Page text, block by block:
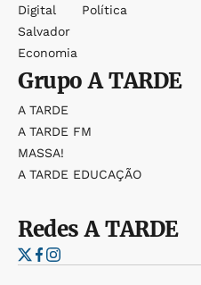
Digital
Salvador
Economia
Política
GrupoA TARDE
A TARDE
A TARDE FM
MASSA!
A TARDE EDUCAÇÃO
RedesA TARDE